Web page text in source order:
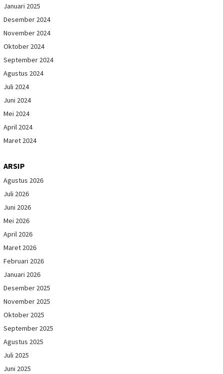
Januari 2025
Desember 2024
November 2024
Oktober 2024
September 2024
Agustus 2024
Juli 2024
Juni 2024
Mei 2024
April 2024
Maret 2024
ARSIP
Agustus 2026
Juli 2026
Juni 2026
Mei 2026
April 2026
Maret 2026
Februari 2026
Januari 2026
Desember 2025
November 2025
Oktober 2025
September 2025
Agustus 2025
Juli 2025
Juni 2025